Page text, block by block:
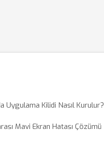
Uygulama Kilidi Nasıl Kurulur?
Mavi Ekran Hatası Çözümü